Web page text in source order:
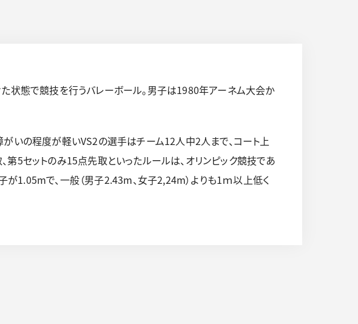
状態で競技を行うバレーボール。男子は1980年アーネム大会か
がいの程度が軽いVS2の選手はチーム12人中2人まで、コート上
第5セットのみ15点先取といったルールは、オリンピック競技であ
1.05mで、一般（男子2.43m、女子2,24m）よりも1ｍ以上低く